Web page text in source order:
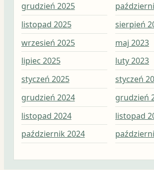
grudzień 2025
listopad 2025
wrzesień 2025
lipiec 2025
styczeń 2025
grudzień 2024
listopad 2024
październik 2024
sierpień
maj 2023
luty 2023
styczeń
grudzień
listopad